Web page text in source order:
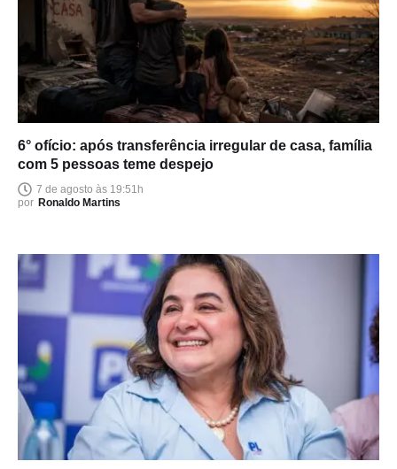
6° ofício: após transferência irregular de casa, família
com 5 pessoas teme despejo
7 de agosto às 19:51h
por Ronaldo Martins